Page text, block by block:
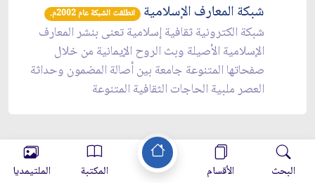
شبكة المعارف الإسلامية انطلقت الشبكة عام 2002م.
شبكة الكترونية ثقافية إسلامية تعنى بنشر المعارف
الإسلامية الأصيلة وبث الروح الإيمانية من خلال
صفحاتها المتنوعة جامعة بين أصالة المضمون وحداثة
العصر ملبية الحاجات الثقافية المتنوعة
البحث الأقسام المكتبة الملتيمديا